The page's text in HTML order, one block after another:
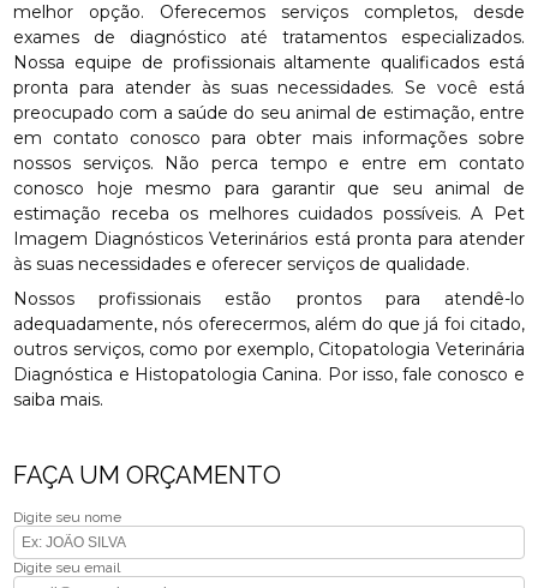
melhor opção. Oferecemos serviços completos, desde
exames de diagnóstico até tratamentos especializados.
Nossa equipe de profissionais altamente qualificados está
pronta para atender às suas necessidades. Se você está
preocupado com a saúde do seu animal de estimação, entre
em contato conosco para obter mais informações sobre
nossos serviços. Não perca tempo e entre em contato
conosco hoje mesmo para garantir que seu animal de
estimação receba os melhores cuidados possíveis. A Pet
Imagem Diagnósticos Veterinários está pronta para atender
às suas necessidades e oferecer serviços de qualidade.
Nossos profissionais estão prontos para atendê-lo
adequadamente, nós oferecermos, além do que já foi citado,
outros serviços, como por exemplo, Citopatologia Veterinária
Diagnóstica e Histopatologia Canina. Por isso, fale conosco e
saiba mais.
FAÇA UM ORÇAMENTO
Digite seu nome
Digite seu email